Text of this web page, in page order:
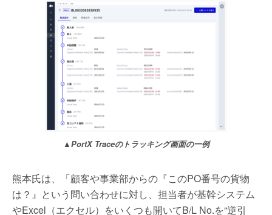
▲PortX Traceのトラッキング画面の一例
熊本氏は、「顧客や事業部からの『このPO番号の貨物
は？』という問い合わせに対し、担当者が基幹システム
やExcel（エクセル）をいくつも開いてB/L No.を“逆引